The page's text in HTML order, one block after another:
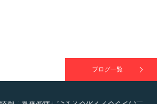
ブログ一覧